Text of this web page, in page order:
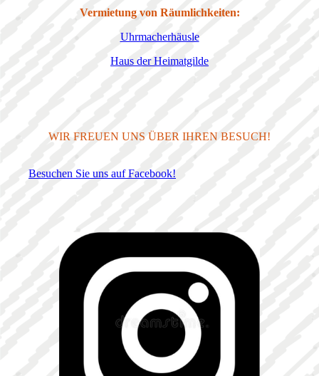
Vermietung von Räumlichkeiten:
Uhrmacherhäusle
Haus der Heimatgilde
WIR FREUEN UNS ÜBER IHREN BESUCH!
Besuchen Sie uns auf Facebook!